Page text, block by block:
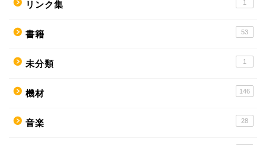
リンク集 1
書籍 53
未分類 1
機材 146
音楽 28